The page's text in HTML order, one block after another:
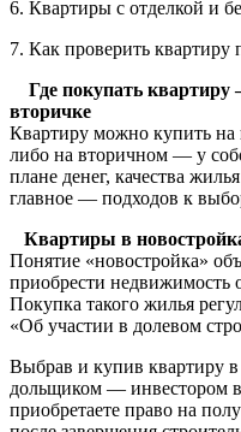
6. Квартиры с отделкой и
7. Как проверить квартиру
Где покупать квартиру
вторичке
Квартиру можно купить на
либо на вторичном — у
плане денег, качества
главное — подходов к
Квартиры в
Понятие «новостройка»
приобрести недвижимость
Покупка такого жилья
«Об участии в долевом
Выбрав и купив квартиру в
дольщиком — инвестором
приобретаете право на